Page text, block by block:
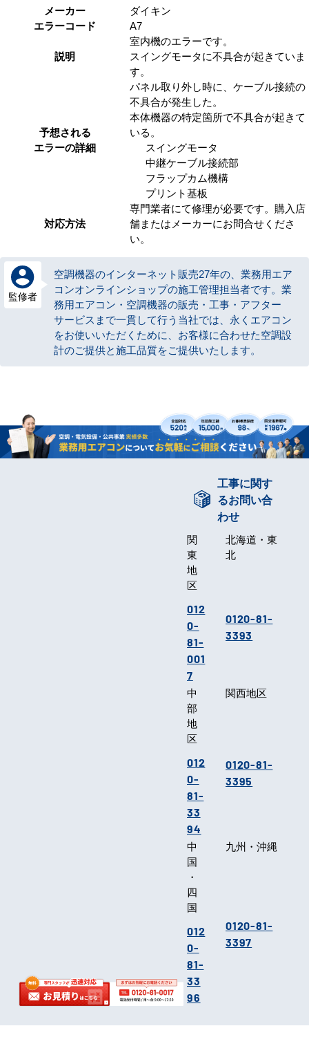
メーカー
ダイキン
エラーコード
A7
説明
室内機のエラーです。
スイングモータに不具合が起きていま
す。
予想される
エラーの詳細
パネル取り外し時に、ケーブル接続の
不具合が発生した。
本体機器の特定箇所で不具合が起きて
いる。
スイングモータ
中継ケーブル接続部
フラップカム機構
プリント基板
対応方法
専門業者にて修理が必要です。購入店
舗またはメーカーにお問合せくださ
い。
監修者
空調機器のインターネット販売27年の、業務用エア
コンオンラインショップの施工管理担当者です。業
務用エアコン・空調機器の販売・工事・アフター
サービスまで一貫して行う当社では、永くエアコン
をお使いいただくために、お客様に合わせた空調設
計のご提供と施工品質をご提供いたします。
工事に関す
るお問い合
わせ
関
東
地
区
012
0-
81-
001
7
北海道・東
北
0120-81-
3393
中
部
地
区
012
0-
81-
33
94
関西地区
0120-81-
3395
中
国
・
四
国
012
0-
81-
33
96
九州・沖縄
0120-81-
3397